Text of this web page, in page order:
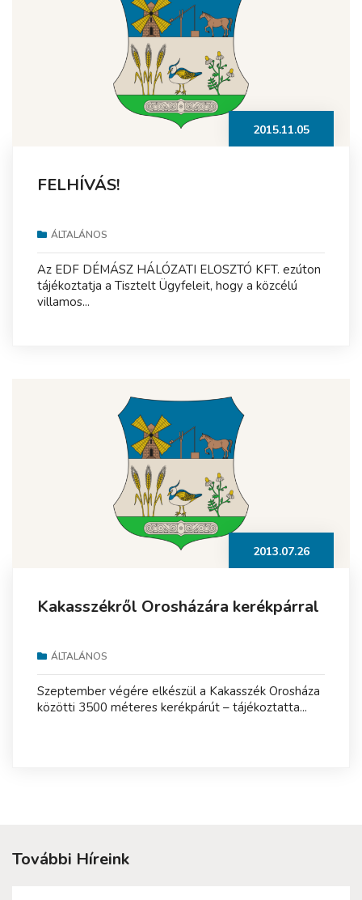
2015.11.05
FELHÍVÁS!
ÁLTALÁNOS
Az EDF DÉMÁSZ HÁLÓZATI ELOSZTÓ KFT. ezúton
tájékoztatja a Tisztelt Ügyfeleit, hogy a közcélú
villamos...
2013.07.26
Kakasszékről Orosházára kerékpárral
ÁLTALÁNOS
Szeptember végére elkészül a Kakasszék Orosháza
közötti 3500 méteres kerékpárút – tájékoztatta...
További Híreink